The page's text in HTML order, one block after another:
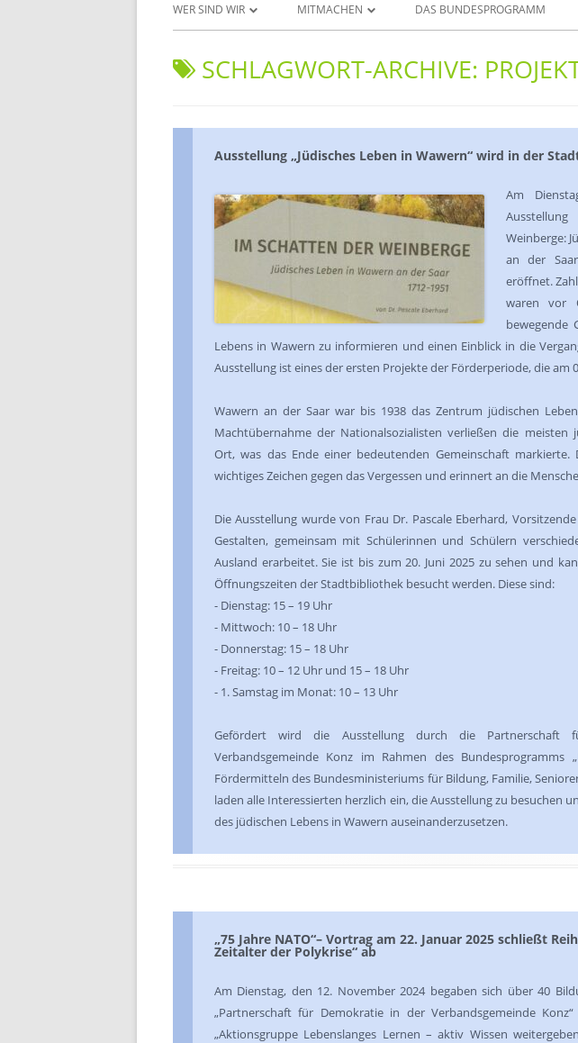
WER SIND WIR
UNSERE AKTIVITÄTEN
DAS BERATUNGSGREMIUM
MITMACHEN DAS BUNDESPROGRAMM
SCHLAGWORT-ARCHIVE:
Ausstellung „Jüdisches Leben in Wawern“ wird in der
Am
Weinberge:
an der
eröffnet.
waren vor
bewegende
Lebens in Wawern zu informieren und einen Einblick in die
Ausstellung ist eines der ersten Projekte der Förderperiode, die am
Wawern an der Saar war bis 1938 das Zentrum jüdischen
Machtübernahme der Nationalsozialisten verließen die meisten
Ort, was das Ende einer bedeutenden Gemeinschaft markierte.
wichtiges Zeichen gegen das Vergessen und erinnert an die
Die Ausstellung wurde von Frau Dr. Pascale Eberhard,
Gestalten, gemeinsam mit Schülerinnen und Schülern
Ausland erarbeitet. Sie ist bis zum 20. Juni 2025 zu sehen und
Öffnungszeiten der Stadtbibliothek besucht werden. Diese sind:
- Dienstag: 15 – 19 Uhr
- Mittwoch: 10 – 18 Uhr
- Donnerstag: 15 – 18 Uhr
- Freitag: 10 – 12 Uhr und 15 – 18 Uhr
- 1. Samstag im Monat: 10 – 13 Uhr
Gefördert wird die Ausstellung durch die Partnerschaft
Verbandsgemeinde Konz im Rahmen des Bundesprogramms
Fördermitteln des Bundesministeriums für Bildung, Familie,
laden alle Interessierten herzlich ein, die Ausstellung zu besuchen
des jüdischen Lebens in Wawern auseinanderzusetzen.
„75 Jahre NATO“– Vortrag am 22. Januar 2025 schließt
Zeitalter der Polykrise“ ab
Am Dienstag, den 12. November 2024 begaben sich über 40
„Partnerschaft für Demokratie in der Verbandsgemeinde
„Aktionsgruppe Lebenslanges Lernen – aktiv Wissen